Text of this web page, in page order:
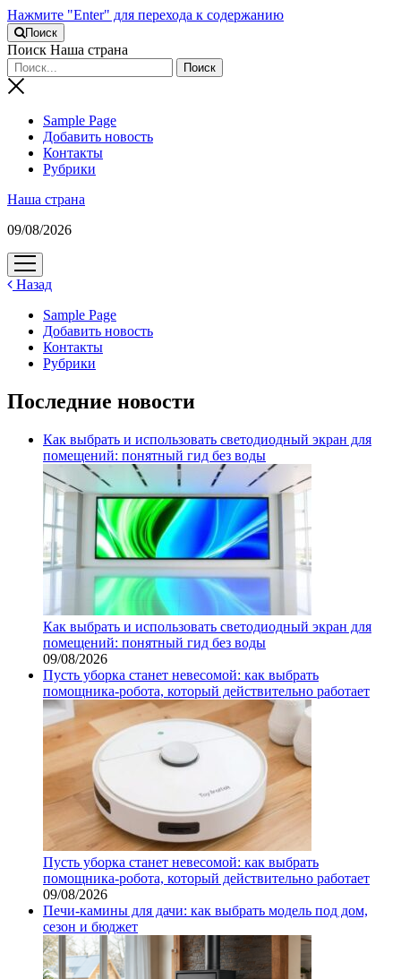
Нажмите "Enter" для перехода к содержанию
Поиск
Поиск Наша страна
Sample Page
Добавить новость
Контакты
Рубрики
Наша страна
09/08/2026
открыть
меню
Назад
Sample Page
Добавить новость
Контакты
Рубрики
Последние новости
Как выбрать и использовать светодиодный экран для
помещений: понятный гид без воды
Как выбрать и использовать светодиодный экран для
помещений: понятный гид без воды
09/08/2026
Пусть уборка станет невесомой: как выбрать
помощника‑робота, который действительно работает
Пусть уборка станет невесомой: как выбрать
помощника‑робота, который действительно работает
09/08/2026
Печи-камины для дачи: как выбрать модель под дом,
сезон и бюджет